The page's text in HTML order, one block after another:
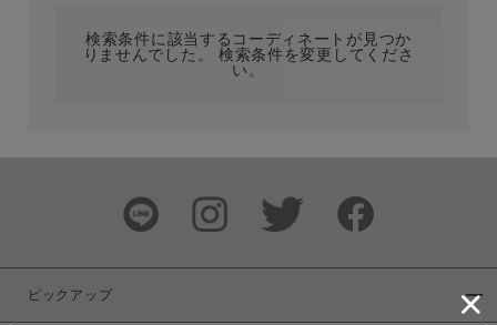
ブランド
検索条件に該当するコーディネートが見つか
りませんでした。 検索条件を変更してくださ
い。
ピックアップ